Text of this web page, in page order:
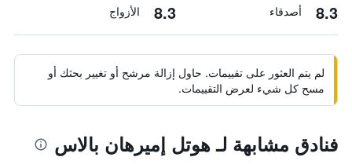
8.3 أصدقاء 8.3 الأزواج
لم يتم العثور على تقييمات. حاول إزالة مرشح أو تغيير بحثك أو
مسح كل شيء لعرض التقييمات.
فنادق مشابهة لـ هوتل إميرهان بالاس